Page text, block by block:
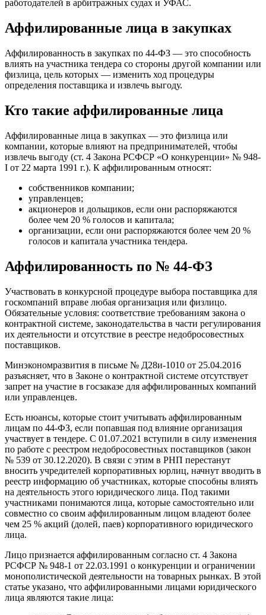
работодателей в арбитражных судах и УФАС.
Аффилированные лица в закупках
Аффилированность в закупках по 44-ФЗ — это способность
влиять на участника тендера со стороны другой компании или
физлица, цель которых — изменить ход процедуры
определения поставщика и извлечь выгоду.
Кто такие аффилированные лица
Аффилированные лица в закупках — это физлица или
компании, которые влияют на предпринимателей, чтобы
извлечь выгоду (ст. 4 Закона РСФСР «О конкуренции» № 948-
I от 22 марта 1991 г.). К аффилированным относят:
собственников компании;
управленцев;
акционеров и дольщиков, если они распоряжаются
более чем 20 % голосов и капитала;
организации, если они распоряжаются более чем 20 %
голосов и капитала участника тендера.
Аффилированность по № 44-ФЗ
Участвовать в конкурсной процедуре выбора поставщика для
госкомпаний вправе любая организация или физлицо.
Обязательные условия: соответствие требованиям закона о
контрактной системе, законодательства в части регулирования
их деятельности и отсутствие в реестре недобросовестных
поставщиков.
Минэкономразвития в письме № Д28и-1010 от 25.04.2016
разъясняет, что в Законе о контрактной системе отсутствует
запрет на участие в госзаказе для аффилированных компаний
или управленцев.
Есть нюансы, которые стоит учитывать аффилированным
лицам по 44-ФЗ, если попавшая под влияние организация
участвует в тендере. С 01.07.2021 вступили в силу изменения
по работе с реестром недобросовестных поставщиков (закон
№ 539 от 30.12.2020). В связи с этим в РНП перестанут
вносить учредителей корпоративных юрлиц, начнут вводить в
реестр информацию об участниках, которые способны влиять
на деятельность этого юридического лица. Под такими
участниками понимаются лица, которые самостоятельно или
совместно со своим аффилированным лицом владеют более
чем 25 % акций (долей, паев) корпоративного юридического
лица.
Лицо признается аффилированным согласно ст. 4 Закона
РСФСР № 948-1 от 22.03.1991 о конкуренции и ограничении
монополистической деятельности на товарных рынках. В этой
статье указано, что аффилированными лицами юридического
лица являются такие лица: